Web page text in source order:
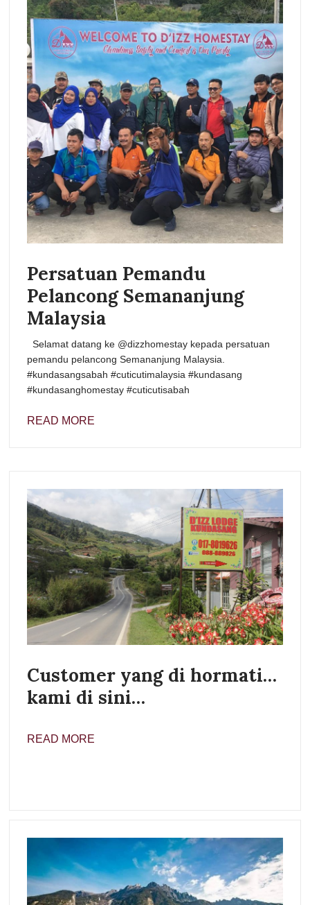
Persatuan Pemandu
Pelancong Semananjung
Malaysia
Selamat datang ke @dizzhomestay kepada persatuan
pemandu pelancong Semananjung Malaysia.
#kundasangsabah #cuticutimalaysia #kundasang
#kundasanghomestay #cuticutisabah
READ MORE
Customer yang di hormati…
kami di sini…
READ MORE